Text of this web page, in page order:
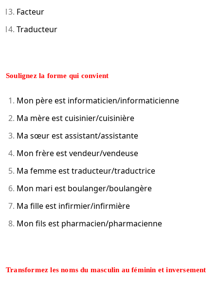
Facteur
Traducteur
Soulignez la forme qui convient
Mon père est informaticien/informaticienne
Ma mère est cuisinier/cuisinière
Ma sœur est assistant/assistante
Mon frère est vendeur/vendeuse
Ma femme est traducteur/traductrice
Mon mari est boulanger/boulangère
Ma fille est infirmier/infirmière
Mon fils est pharmacien/pharmacienne
Transformez les noms du masculin au féminin et inversement